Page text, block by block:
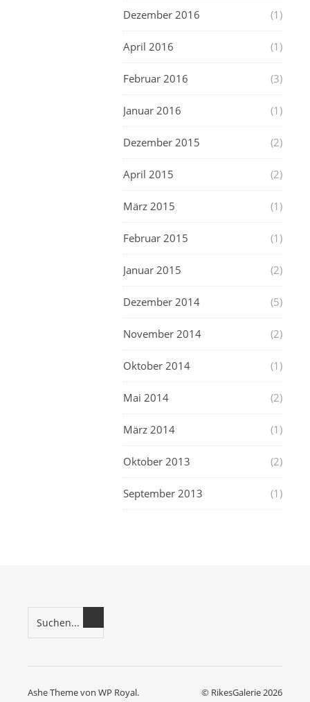
Dezember 2016 (1)
April 2016 (1)
Februar 2016 (3)
Januar 2016 (1)
Dezember 2015 (2)
April 2015 (2)
März 2015 (1)
Februar 2015 (1)
Januar 2015 (2)
Dezember 2014 (5)
November 2014 (2)
Oktober 2014 (1)
Mai 2014 (2)
März 2014 (1)
Oktober 2013 (2)
September 2013 (1)
© RikesGalerie 2026
Ashe Theme von WP Royal.